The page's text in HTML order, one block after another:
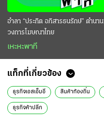
อำลา “ประกิต อภิสารธนรักษ์” ตำนาน
วงการโฆษณาไทย
เหะหะพาที
แท็กที่เกี่ยวข้อง
ธุรกิจเอสเอ็มอี สินค้าท้องถิ่น
ธุรกิจค้าปลีก